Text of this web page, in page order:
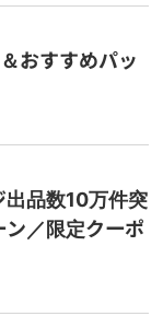
おすすめパッ
出品数10万件突
／限定クーポ